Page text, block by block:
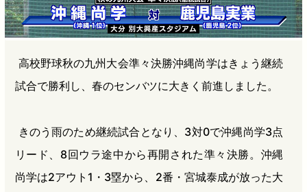
高校野球秋の九州大会準々決勝沖縄尚学はきょう継続
試合で勝利し、春のセンバツに大きく前進しました。
きのう雨のため継続試合となり、3対0で沖縄尚学3点
リード、8回ウラ途中から再開された準々決勝。沖縄
尚学は2アウト1・3塁から、2番・宮城泰成が放った大